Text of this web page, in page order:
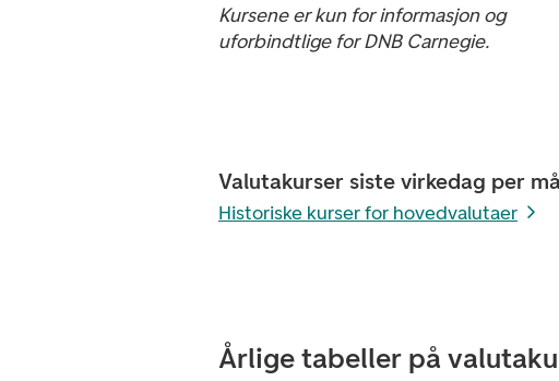
Kursene er kun for informasjon og
uforbindtlige for DNB Carnegie.
Valutakurser siste virkedag per
Historiske kurser for hovedvalutaer
Årlige tabeller på